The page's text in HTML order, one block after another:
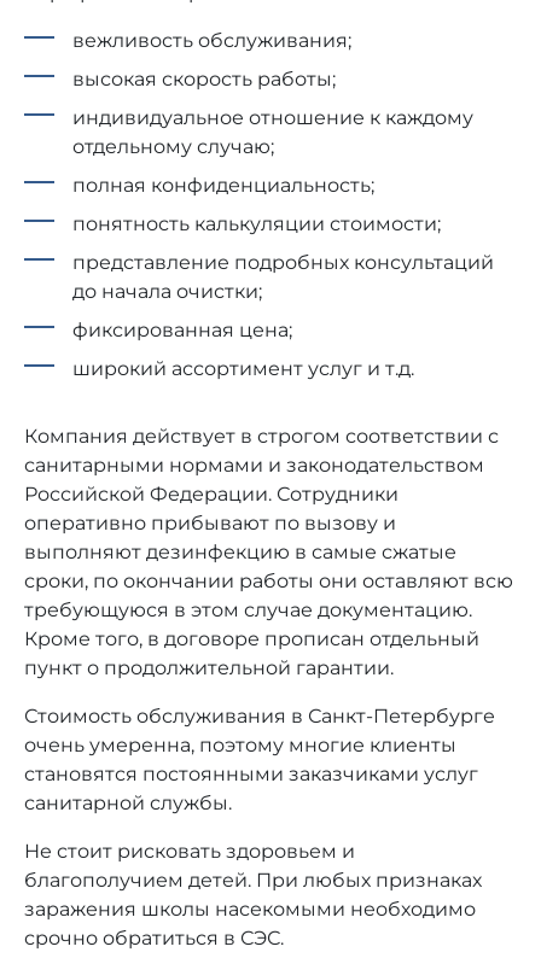
вежливость обслуживания;
высокая скорость работы;
индивидуальное отношение к каждому
отдельному случаю;
полная конфиденциальность;
понятность калькуляции стоимости;
представление подробных консультаций
до начала очистки;
фиксированная цена;
широкий ассортимент услуг и т.д.
Компания действует в строгом соответствии с
санитарными нормами и законодательством
Российской Федерации. Сотрудники
оперативно прибывают по вызову и
выполняют дезинфекцию в самые сжатые
сроки, по окончании работы они оставляют всю
требующуюся в этом случае документацию.
Кроме того, в договоре прописан отдельный
пункт о продолжительной гарантии.
Стоимость обслуживания в Санкт-Петербурге
очень умеренна, поэтому многие клиенты
становятся постоянными заказчиками услуг
санитарной службы.
Не стоит рисковать здоровьем и
благополучием детей. При любых признаках
заражения школы насекомыми необходимо
срочно обратиться в СЭС.